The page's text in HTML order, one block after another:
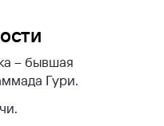
– бывшая
Гури.